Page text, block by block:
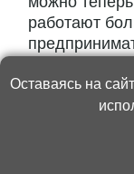
работают
Оставаясь на